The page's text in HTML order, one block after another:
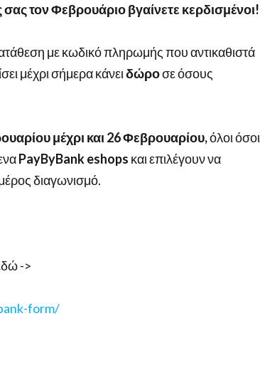
τον Φεβρουάριο βγαίνετε κερδισμένοι!
με κωδικό πληρωμής που αντικαθιστά
μέχρι σήμερα κάνειδώροσε όσους
μέχρι και 26 Φεβρουαρίου,όλοι όσοι
PayByBankeshops και επιλέγουν να
διαγωνισμό.
->
form/